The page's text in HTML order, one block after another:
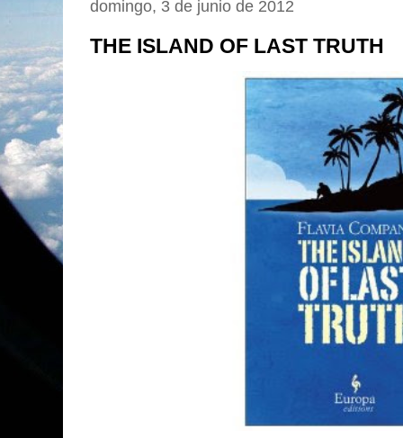
domingo, 3 de junio de 2012
THE ISLAND OF LAST TRUTH